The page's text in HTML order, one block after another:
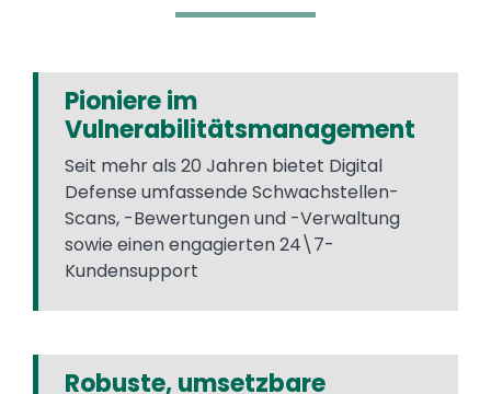
Pioniere im
Vulnerabilitätsmanagement
Seit mehr als 20 Jahren bietet Digital
Defense umfassende Schwachstellen-
Scans, -Bewertungen und -Verwaltung
sowie einen engagierten 24\7-
Kundensupport
Robuste, umsetzbare